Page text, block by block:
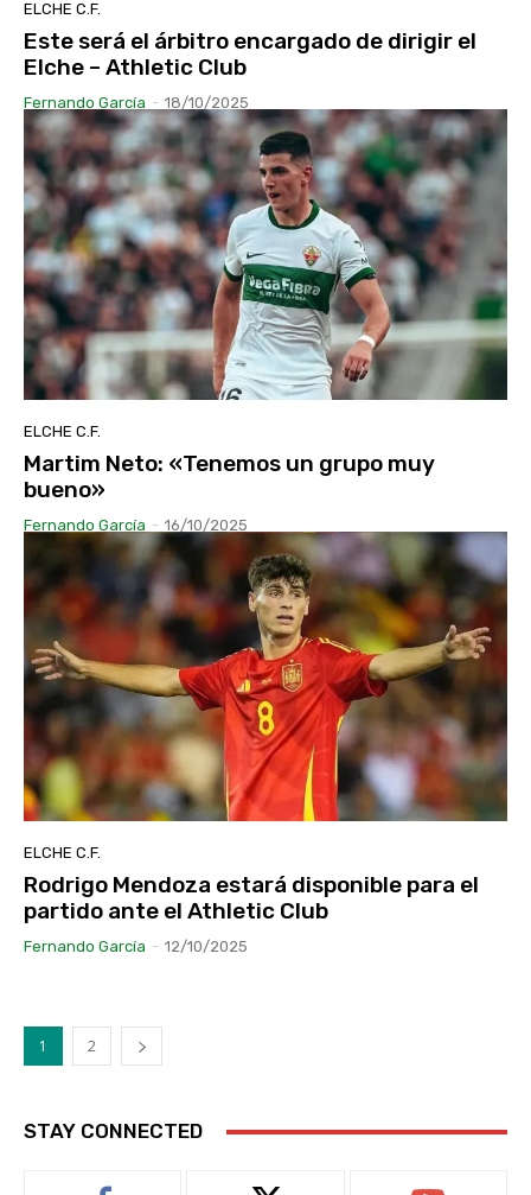
ELCHE C.F.
Este será el árbitro encargado de dirigir el
Elche – Athletic Club
Fernando García - 18/10/2025
ELCHE C.F.
Martim Neto: «Tenemos un grupo muy
bueno»
Fernando García - 16/10/2025
ELCHE C.F.
Rodrigo Mendoza estará disponible para el
partido ante el Athletic Club
Fernando García - 12/10/2025
1 2
STAY CONNECTED